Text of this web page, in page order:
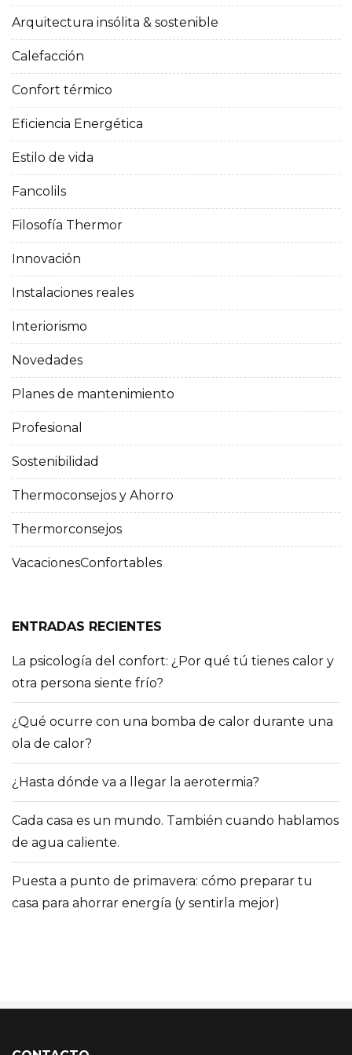
Arquitectura insólita & sostenible
Calefacción
Confort térmico
Eficiencia Energética
Estilo de vida
Fancolils
Filosofía Thermor
Innovación
Instalaciones reales
Interiorismo
Novedades
Planes de mantenimiento
Profesional
Sostenibilidad
Thermoconsejos y Ahorro
Thermorconsejos
VacacionesConfortables
ENTRADAS RECIENTES
La psicología del confort: ¿Por qué tú tienes calor y
otra persona siente frío?
¿Qué ocurre con una bomba de calor durante una
ola de calor?
¿Hasta dónde va a llegar la aerotermia?
Cada casa es un mundo. También cuando hablamos
de agua caliente.
Puesta a punto de primavera: cómo preparar tu
casa para ahorrar energía (y sentirla mejor)